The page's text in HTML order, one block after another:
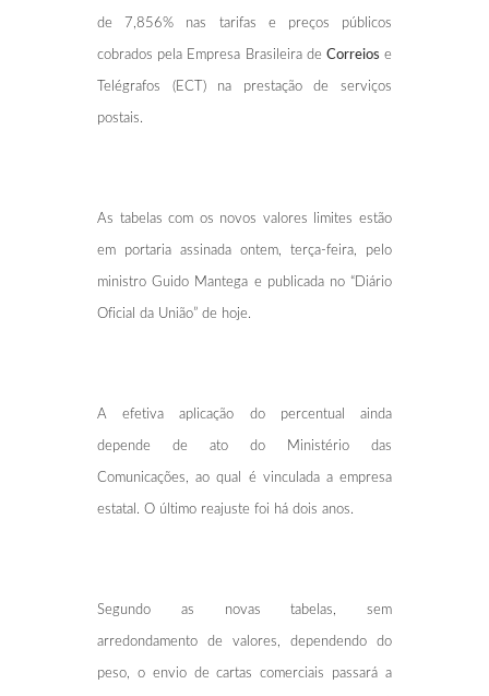
de 7,856% nas tarifas e preços públicos
cobrados pela Empresa Brasileira de Correios e
Telégrafos (ECT) na prestação de serviços
postais.
As tabelas com os novos valores limites estão
em portaria assinada ontem, terça-feira, pelo
ministro Guido Mantega e publicada no “Diário
Oficial da União” de hoje.
A efetiva aplicação do percentual ainda
depende de ato do Ministério das
Comunicações, ao qual é vinculada a empresa
estatal. O último reajuste foi há dois anos.
Segundo as novas tabelas, sem
arredondamento de valores, dependendo do
peso, o envio de cartas comerciais passará a